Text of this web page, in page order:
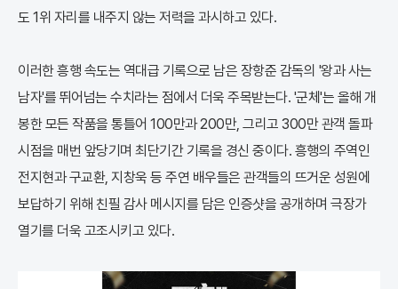
도 1위 자리를 내주지 않는 저력을 과시하고 있다.
이러한 흥행 속도는 역대급 기록으로 남은 장항준 감독의 '왕과 사는
남자'를 뛰어넘는 수치라는 점에서 더욱 주목받는다. '군체'는 올해 개
봉한 모든 작품을 통틀어 100만과 200만, 그리고 300만 관객 돌파
시점을 매번 앞당기며 최단기간 기록을 경신 중이다. 흥행의 주역인
전지현과 구교환, 지창욱 등 주연 배우들은 관객들의 뜨거운 성원에
보답하기 위해 친필 감사 메시지를 담은 인증샷을 공개하며 극장가
열기를 더욱 고조시키고 있다.